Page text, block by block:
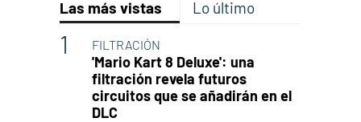
Las más vistas Lo último
FILTRACIÓN
'Mario Kart 8 Deluxe': una
filtración revela futuros
circuitos que se añadirán en el
DLC